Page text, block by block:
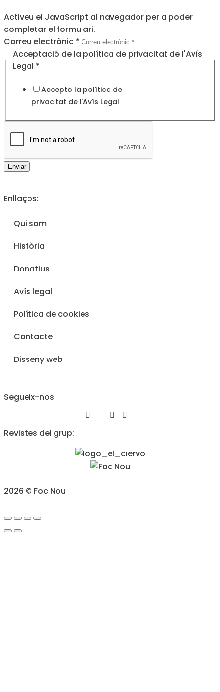
Activeu el JavaScript al navegador per a poder
completar el formulari.
electrònic
Legal
Correu electrònic *
Acceptació de la política de privacitat de l'Avís
Legal *
Accepto la política de
privacitat de l'Avís Legal
Enviar
Enllaços:
Qui som
Història
Donatius
Avís legal
Política de cookies
Contacte
Disseny web
Segueix-nos:
Revistes del grup:
2026 © Foc Nou